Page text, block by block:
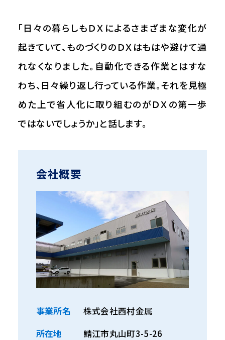
「日々の暮らしもＤＸによるさまざまな変化が
起きていて、ものづくりのＤＸはもはや避けて通
れなくなりました。自動化できる作業とはすな
わち、日々繰り返し行っている作業。それを見極
めた上で省人化に取り組むのがＤＸの第一歩
ではないでしょうか」と話します。
会社概要
事業所名
株式会社西村金属
所在地
鯖江市丸山町3-5-26